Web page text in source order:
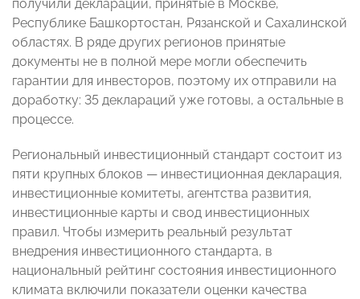
получили декларации, принятые в Москве,
Республике Башкортостан, Рязанской и Сахалинской
областях. В ряде других регионов принятые
документы не в полной мере могли обеспечить
гарантии для инвесторов, поэтому их отправили на
доработку: 35 деклараций уже готовы, а остальные в
процессе.
Региональный инвестиционный стандарт состоит из
пяти крупных блоков — инвестиционная декларация,
инвестиционные комитеты, агентства развития,
инвестиционные карты и свод инвестиционных
правил. Чтобы измерить реальный результат
внедрения инвестиционного стандарта, в
национальный рейтинг состояния инвестиционного
климата включили показатели оценки качества